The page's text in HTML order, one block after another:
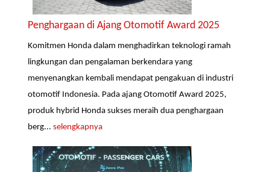
Penghargaan di Ajang Otomotif Award 2025
Komitmen Honda dalam menghadirkan teknologi ramah
lingkungan dan pengalaman berkendara yang
menyenangkan kembali mendapat pengakuan di industri
otomotif Indonesia. Pada ajang Otomotif Award 2025,
produk hybrid Honda sukses meraih dua penghargaan
berg...selengkapnya